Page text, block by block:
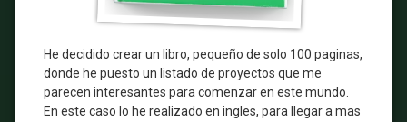
He decidido crear un libro, pequeño de solo 100 paginas,
donde he puesto un listado de proyectos que me
parecen interesantes para comenzar en este mundo.
En este caso lo he realizado en ingles, para llegar a mas